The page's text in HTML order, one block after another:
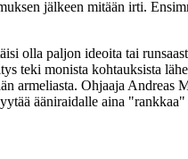
jälkeen mitään irti.
olla paljon ideoita tai
teki monista kohtauksista
armeliasta. Ohjaaja Andreas
ääniraidalle aina